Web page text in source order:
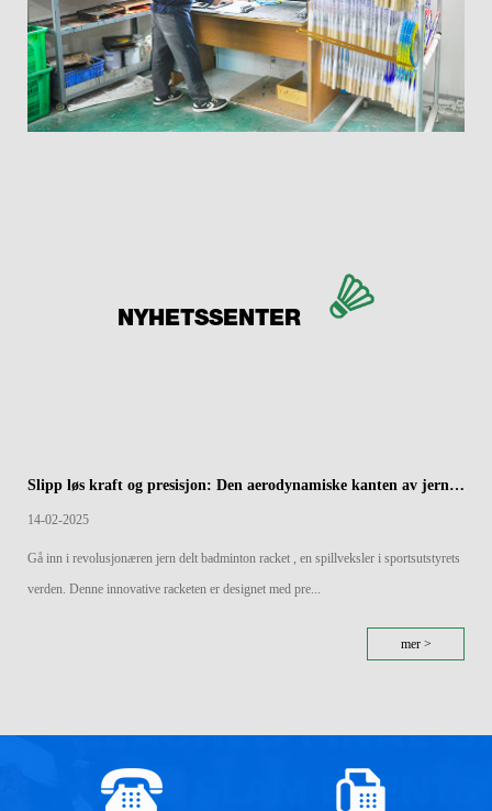
NYHETSSENTER
Slipp løs kraft og presisjon: Den aerodynamiske kanten av jern splittet badmintonracketer
14-02-2025
Gå inn i revolusjonæren jern delt badminton racket , en spillveksler i sportsutstyrets
verden. Denne innovative racketen er designet med pre...
mer >